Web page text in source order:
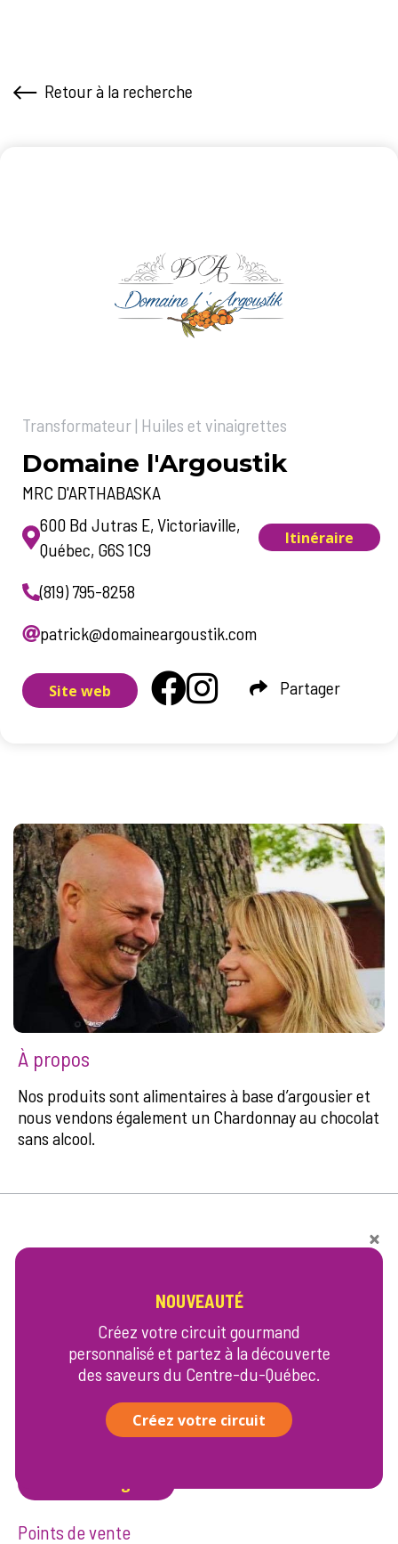
Retour à la recherche
Transformateur | Huiles et vinaigrettes
Domaine l'Argoustik
MRC D'ARTHABASKA
600 Bd Jutras E, Victoriaville,
Québec, G6S 1C9
Itinéraire
(819) 795-8258
patrick@domaineargoustik.com
Site web Partager
À propos
Nos produits sont alimentaires à base d’argousier et
nous vendons également un Chardonnay au chocolat
sans alcool.
Où acheter
Points de vente
NOUVEAUTÉ
Créez votre circuit gourmand
personnalisé et partez à la découverte
des saveurs du Centre-du-Québec.
Créez votre circuit